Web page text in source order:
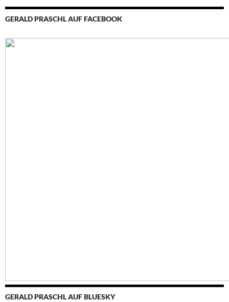
GERALD PRASCHL AUF FACEBOOK
GERALD PRASCHL AUF BLUESKY